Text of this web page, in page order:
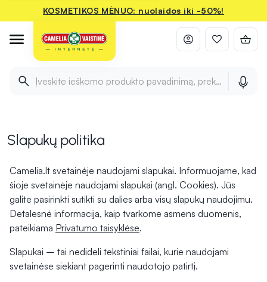
KOSMETIKOS MĖNUO: nuolaidos iki -50%!
Įveskite ieškomo produkto pavadinimą, prekės ženklą ir
Slapukų politika
Camelia.lt svetainėje naudojami slapukai. Informuojame, kad
šioje svetainėje naudojami slapukai (angl. Cookies). Jūs
galite pasirinkti sutikti su dalies arba visų slapukų naudojimu.
Detalesnė informacija, kaip tvarkome asmens duomenis,
pateikiama Privatumo taisyklėse.
Slapukai – tai nedideli tekstiniai failai, kurie naudojami
svetainėse siekiant pagerinti naudotojo patirtį.